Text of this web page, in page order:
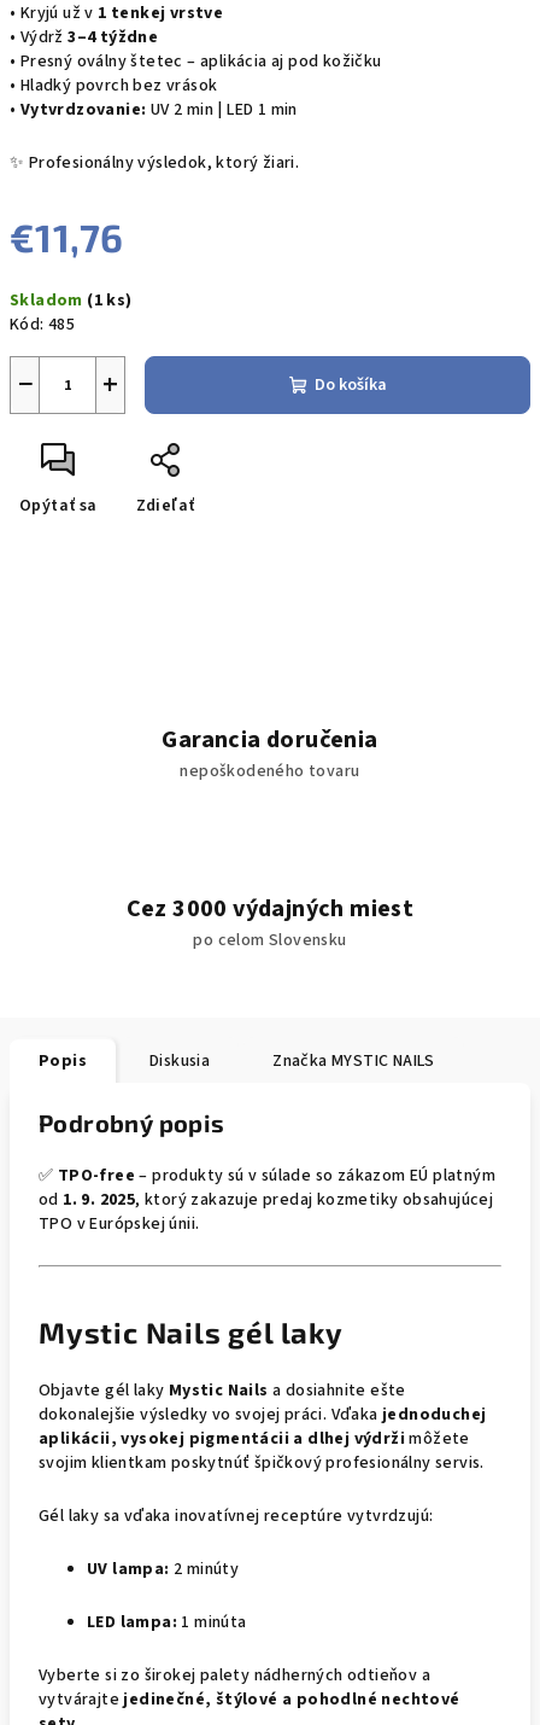
• Kryjú už v 1 tenkej vrstve
• Výdrž3–4 týždne
• Presný oválny štetec – aplikácia aj pod kožičku
• Hladký povrch bez vrások
• Vytvrdzovanie: UV 2 min | LED 1 min
✨ Profesionálny výsledok, ktorý žiari.
€11,76
cena:
Skladom (1 ks)
Kód: 485
+
− Do košíka
Opýtať sa Zdieľať
Garancia doručenia
nepoškodeného tovaru
Cez 3000 výdajných miest
po celom Slovensku
Popis Diskusia Značka MYSTIC NAILS
Podrobný popis
✅ TPO-free – produkty sú v súlade so zákazom EÚ platným
od 1. 9. 2025, ktorý zakazuje predaj kozmetiky obsahujúcej
TPO v Európskej únii.
Mystic Nails gél laky
Objavte gél laky Mystic Nails a dosiahnite ešte
dokonalejšie výsledky vo svojej práci. Vďakajednoduchej
aplikácii, vysokej pigmentácii a dlhej výdrži môžete
svojim klientkam poskytnúť špičkový profesionálny servis.
Gél laky sa vďaka inovatívnej receptúre vytvrdzujú:
UV lampa: 2 minúty
LED lampa: 1 minúta
Vyberte si zo širokej palety nádherných odtieňov a
vytvárajtejedinečné, štýlové a pohodlné nechtové